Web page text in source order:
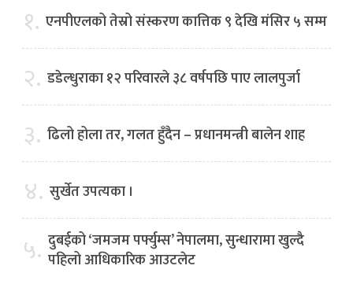
१. एनपीएलको तेस्रो संस्करण कात्तिक ९ देखि मंसिर ५ सम्म
२. डडेल्धुराका १२ परिवारले ३८ वर्षपछि पाए लालपुर्जा
३. ढिलो होला तर, गलत हुँदैन – प्रधानमन्त्री बालेन शाह
४. सुर्खेत उपत्यका ।
५. दुबईको ‘जमजम पर्फ्युम्स’ नेपालमा, सुन्धारामा खुल्दै
पहिलो आधिकारिक आउटलेट